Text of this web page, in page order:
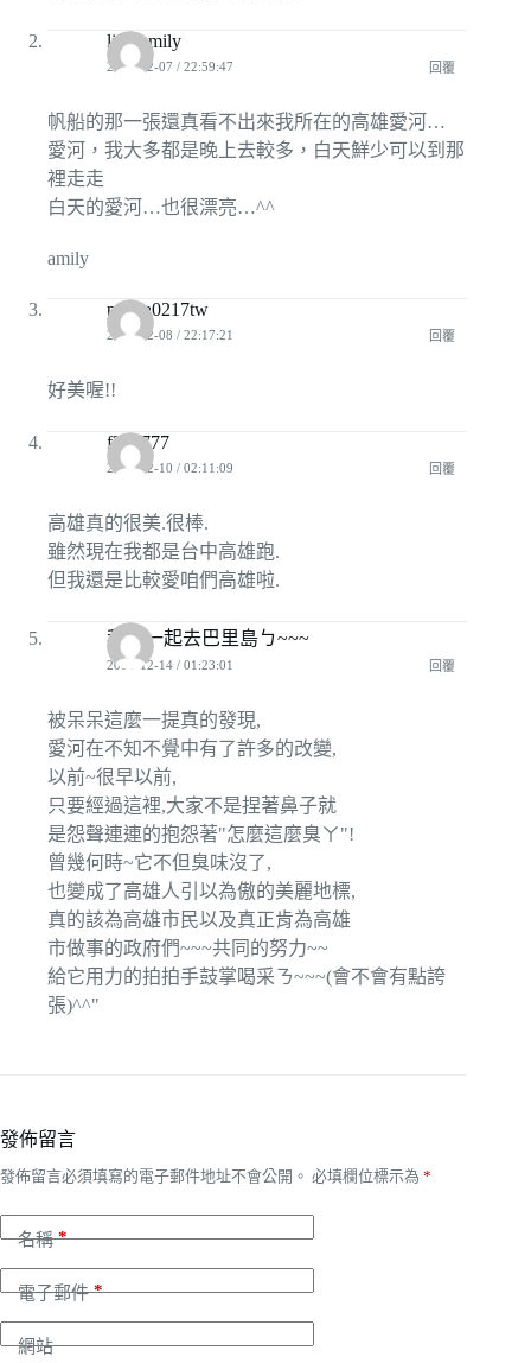
lightamily
2008-12-07 / 22:59:47 回覆
帆船的那一張還真看不出來我所在的高雄愛河…
愛河，我大多都是晚上去較多，白天鮮少可以到那
裡走走
白天的愛河…也很漂亮…^^
amily
panda0217tw
2008-12-08 / 22:17:21 回覆
好美喔!!
f317777
2008-12-10 / 02:11:09 回覆
高雄真的很美.很棒.
雖然現在我都是台中高雄跑.
但我還是比較愛咱們高雄啦.
我們一起去巴里島ㄅ~~~
2008-12-14 / 01:23:01 回覆
被呆呆這麼一提真的發現,
愛河在不知不覺中有了許多的改變,
以前~很早以前,
只要經過這裡,大家不是捏著鼻子就
是怨聲連連的抱怨著"怎麼這麼臭ㄚ"!
曾幾何時~它不但臭味沒了,
也變成了高雄人引以為傲的美麗地標,
真的該為高雄市民以及真正肯為高雄
市做事的政府們~~~共同的努力~~
給它用力的拍拍手鼓掌喝采ㄋ~~~(會不會有點誇
張)^^"
發佈留言
發佈留言必須填寫的電子郵件地址不會公開。 必填欄位標示為 *
名稱*
電子郵件*
網站